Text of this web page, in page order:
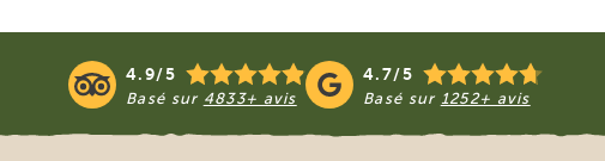
4.9/5
Basé sur 4833+ avis
4.7/5
Basé sur 1252+ avis